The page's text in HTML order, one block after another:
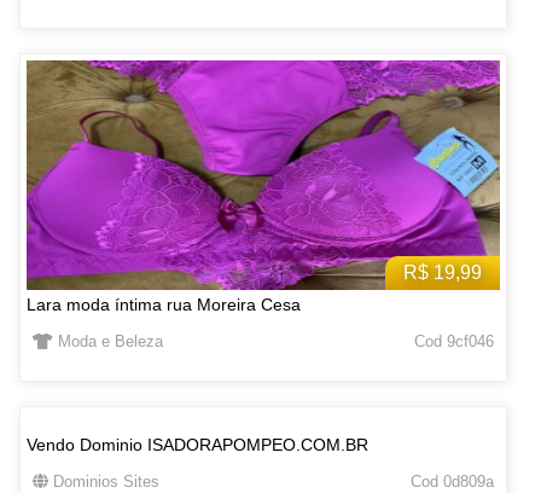
R$ 19,99
Lara moda íntima rua Moreira Cesa
Moda e Beleza Cod 9cf046
Vendo Dominio ISADORAPOMPEO.COM.BR
Dominios Sites Cod 0d809a